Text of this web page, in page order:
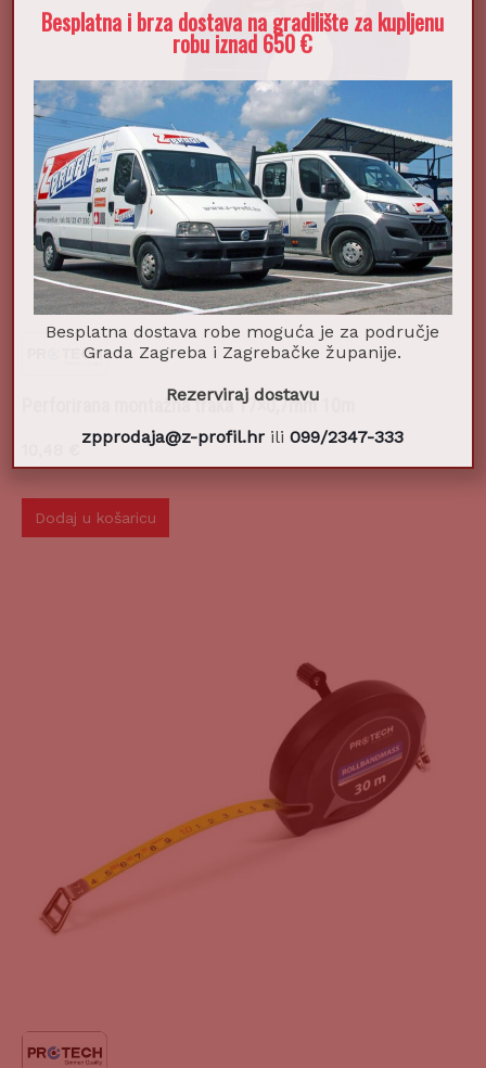
Perforirana montažna traka 17×0,7mm 10m
Dodaj u košaricu
Besplatna i brza dostava na gradilište za kupljenu
robu iznad 650 €
Besplatna dostava robe moguća je za područje
Grada Zagreba i Zagrebačke županije.
Rezerviraj dostavu
zpprodaja@z-profil.hr ili099/2347-333